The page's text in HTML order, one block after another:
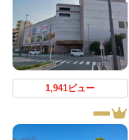
1,941ビュー